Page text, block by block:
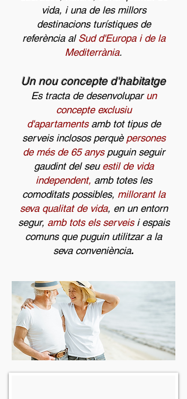
vida, i una de les millors
destinacions turístiques de
referència al Sud d'Europa i de la
Mediterrània.
Un nou concepte d'habitatge
Es tracta de desenvolupar un
concepte exclusiu
d'apartaments amb tot tipus de
serveis inclosos perquè persones
de més de 65 anys puguin seguir
gaudint del seu estil de vida
independent, amb totes les
comoditats possibles, millorant la
seva qualitat de vida, en un entorn
segur, amb tots els serveis i espais
comuns que puguin utilitzar a la
seva conveniència.